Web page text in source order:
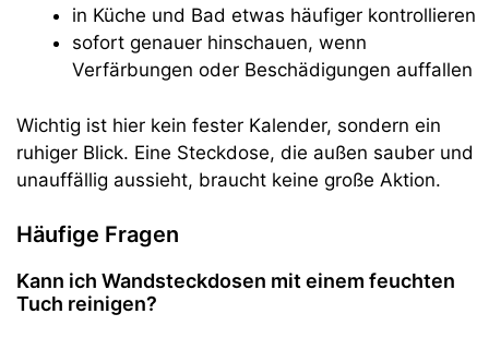
in Küche und Bad etwas häufiger kontrollieren
sofort genauer hinschauen, wenn
Verfärbungen oder Beschädigungen auffallen
Wichtig ist hier kein fester Kalender, sondern ein
ruhiger Blick. Eine Steckdose, die außen sauber und
unauffällig aussieht, braucht keine große Aktion.
Häufige Fragen
Kann ich Wandsteckdosen mit einem feuchten
Tuch reinigen?